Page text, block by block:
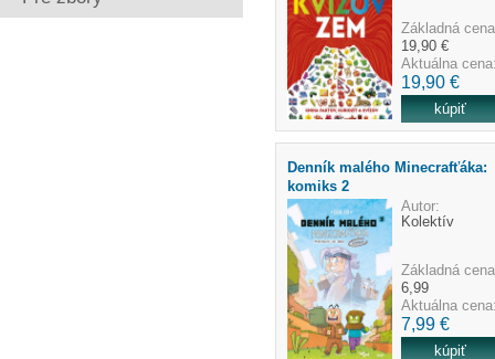
Základná
19,90 €
Aktuálna
19,90 €
Denník malého Minecrafťáka:
komiks 2
Autor:
Kolektív
Základná
6,99
Aktuálna
7,99 €